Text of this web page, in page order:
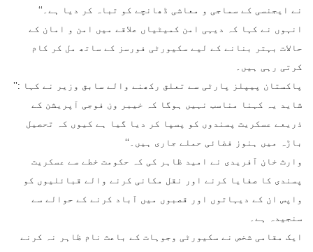
نے ایجنسی کے سماجی و معاشی ڈھانچے کو تباہ کر دیا ہے۔‘‘
انہوں نے کہا کہ دیہی امن کمیٹیاں علاقے میں امن و امان کے
حالات بہتر بنانے کے لیے سکیورٹی فورسز کے ساتھ مل کر کام
کرتی رہی ہیں۔
پاکستان پیپلز پارٹی سے تعلق رکھنے والے سابق وزیر نے کہا :’’
شاید یہ کہنا مناسب نہیں ہوگا کہ خیبر ون فوجی آپریشن کے
ذریعے عسکریت پسندوں کو پسپا کر دیا گیا ہے کیوں کہ تحصیل
باڑہ میں ہنوز فضائی حملے جاری ہیں۔‘‘
وارث خان آفریدی نے امید ظاہر کی کہ حکومت خطے سے عسکریت
پسندی کا صفایا کرنے اور نقل مکانی کرنے والے قبائلیوں کو
واپس ان کے دیہاتوں اور قصبوں میں آباد کرنے کے حوالے سے
سنجیدہ ہے۔
ایک مقامی شخص نے سکیورٹی وجوہات کے باعث نام ظاہر نہ کرنے